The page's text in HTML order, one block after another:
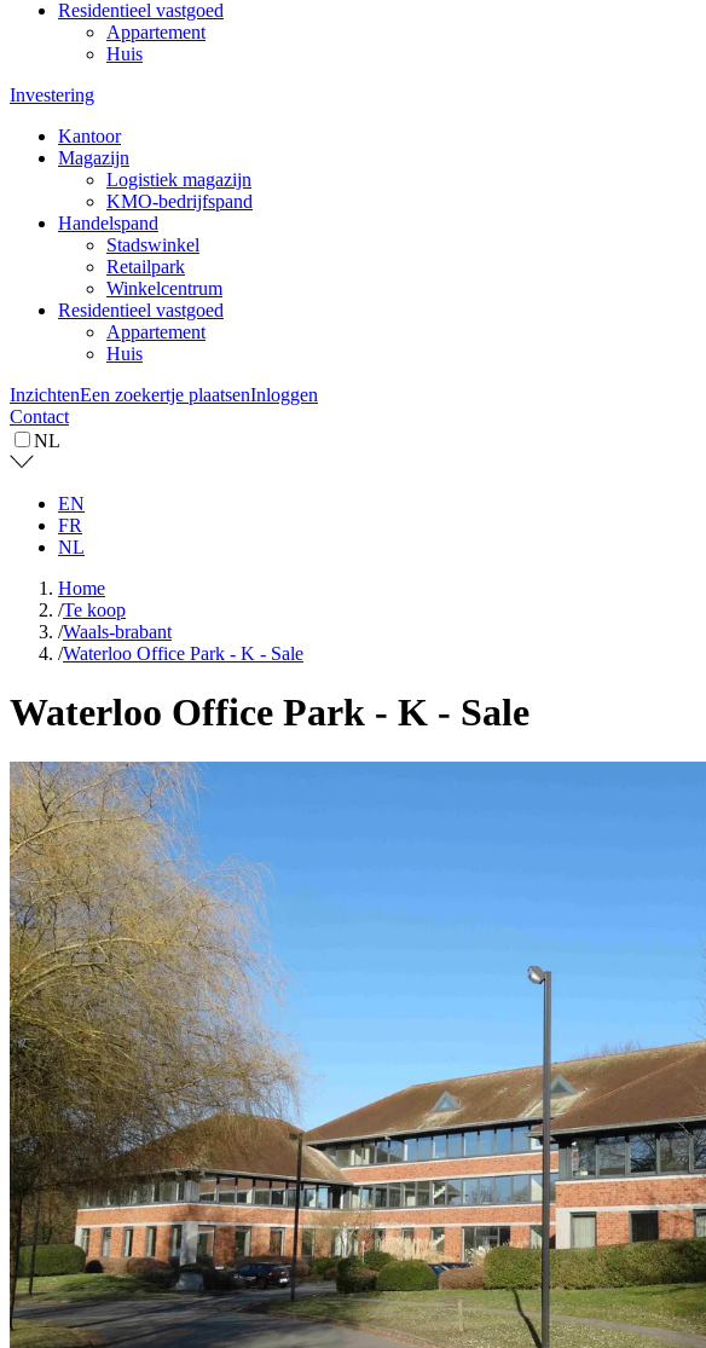
Residentieel vastgoed
Appartement
Huis
Investering
Kantoor
Magazijn
Logistiek magazijn
KMO-bedrijfspand
Handelspand
Stadswinkel
Retailpark
Winkelcentrum
Residentieel vastgoed
Appartement
Huis
InzichtenEen zoekertje plaatsenInloggen
Contact
NL
EN
FR
NL
Home
/Te koop
/Waals-brabant
/Waterloo Office Park - K - Sale
Waterloo Office Park - K - Sale